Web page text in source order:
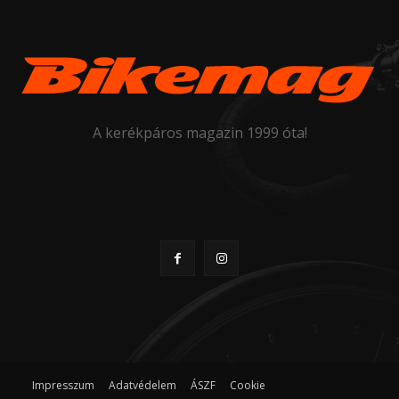
A kerékpáros magazin 1999 óta!
Impresszum Adatvédelem ÁSZF
Cookie